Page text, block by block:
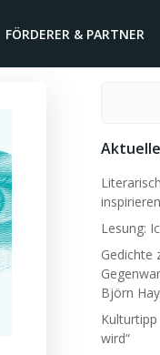
FÖRDERER & PARTNER
Lesung:
Gedichte
Björn
wird“